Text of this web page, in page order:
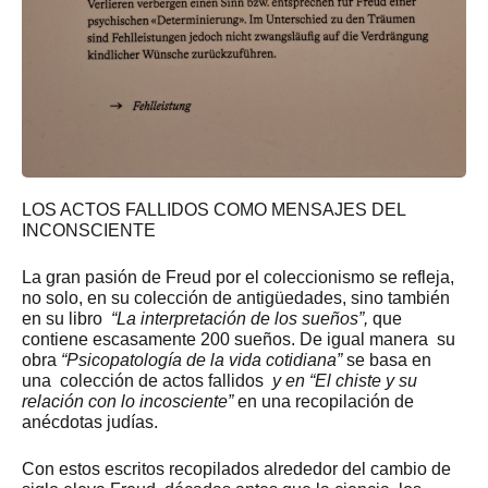
LOS ACTOS FALLIDOS COMO MENSAJES DEL
INCONSCIENTE
La gran pasión de Freud por el coleccionismo se refleja,
no solo, en su colección de antigüedades, sino también
en su libro “La interpretación de los sueños”, que
contiene escasamente 200 sueños. De igual manera su
obra “Psicopatología de la vida cotidiana”se basa en
una colección de actos fallidos y en “El chiste y su
relación con lo incosciente”en una recopilación de
anécdotas judías.
Con estos escritos recopilados alrededor del cambio de